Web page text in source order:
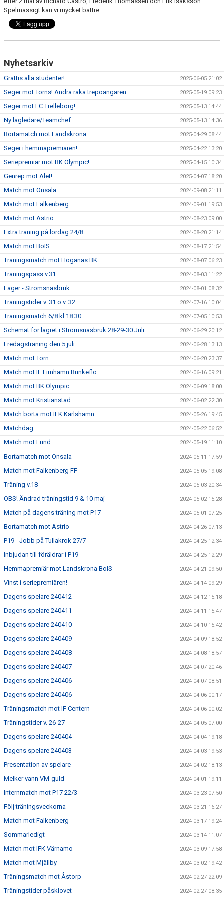
TEORI
Spelmässigt kan vi mycket bättre.
Nyhetsarkiv
Grattis alla studenter! 2025-06-05 21:02
Seger mot Torns! Andra raka trepoängaren 2025-05-19 09:23
Seger mot FC Trelleborg! 2025-05-13 14:44
Ny lagledare/Teamchef 2025-05-13 14:36
Bortamatch mot Landskrona 2025-04-29 08:44
Seger i hemmapremiären! 2025-04-22 13:20
Seriepremiär mot BK Olympic! 2025-04-15 10:34
Genrep mot Alet! 2025-04-07 18:20
Match mot Onsala 2024-09-08 21:11
Match mot Falkenberg 2024-09-01 19:53
Match mot Astrio 2024-08-23 09:00
Extra träning på lördag 24/8 2024-08-20 21:14
Match mot BoIS 2024-08-17 21:54
Träningsmatch mot Höganäs BK 2024-08-07 06:23
Träningspass v.31 2024-08-03 11:22
Läger - Strömsnäsbruk 2024-08-01 08:32
Träningstider v. 31 o v. 32 2024-07-16 10:04
Träningsmatch 6/8 kl 18:30 2024-07-05 10:53
Schemat för lägret i Strömsnäsbruk 28-29-30 Juli 2024-06-29 20:12
Fredagsträning den 5 juli 2024-06-28 13:13
Match mot Torn 2024-06-20 23:37
Match mot IF Limhamn Bunkeflo 2024-06-16 09:21
Match mot BK Olympic 2024-06-09 18:00
Match mot Kristianstad 2024-06-02 22:30
Match borta mot IFK Karlshamn 2024-05-26 19:45
Matchdag 2024-05-22 06:52
Match mot Lund 2024-05-19 11:10
Bortamatch mot Onsala 2024-05-11 17:59
Match mot Falkenberg FF 2024-05-05 19:08
Träning v.18 2024-05-03 20:34
OBS! Ändrad träningstid 9 & 10 maj 2024-05-02 15:28
Match på dagens träning mot P17 2024-05-01 07:25
Bortamatch mot Astrio 2024-04-26 07:13
P19 - Jobb på Tullakrok 27/7 2024-04-25 12:34
Inbjudan till föräldrar i P19 2024-04-25 12:29
Hemmapremiär mot Landskrona BoIS 2024-04-21 09:50
Vinst i seriepremiären! 2024-04-14 09:29
Dagens spelare 240412 2024-04-12 15:18
Dagens spelare 240411 2024-04-11 15:47
Dagens spelare 240410 2024-04-10 15:42
Dagens spelare 240409 2024-04-09 18:52
Dagens spelare 240408 2024-04-08 18:57
Dagens spelare 240407 2024-04-07 20:46
Dagens spelare 240406 2024-04-07 08:51
Dagens spelare 240406 2024-04-06 00:17
Träningsmatch mot IF Centern 2024-04-06 00:02
Träningstider v. 26-27 2024-04-05 07:00
Dagens spelare 240404 2024-04-04 19:18
Dagens spelare 240403 2024-04-03 19:53
Presentation av spelare 2024-04-02 18:13
Melker vann VM-guld 2024-04-01 19:11
Internmatch mot P17 22/3 2024-03-23 07:50
Följ träningsveckorna 2024-03-21 16:27
Match mot Falkenberg 2024-03-17 19:24
Sommarledigt 2024-03-14 11:07
Match mot IFK Värnamo 2024-03-09 17:58
Match mot Mjällby 2024-03-02 19:42
Träningsmatch mot Åstorp 2024-02-27 22:09
Träningstider påsklovet 2024-02-27 08:35